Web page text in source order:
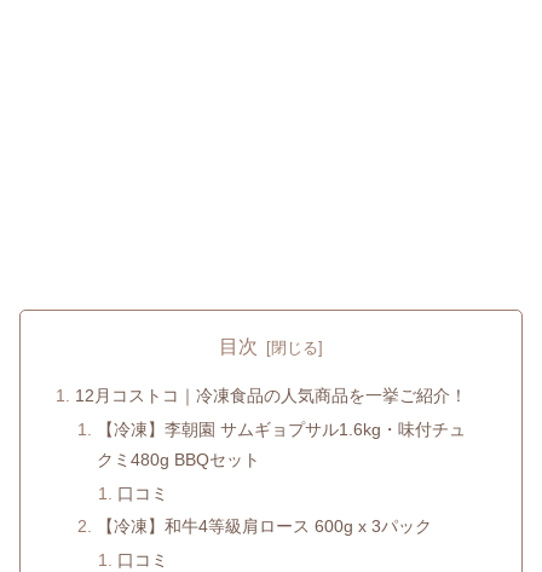
目次
12月コストコ｜冷凍食品の人気商品を一挙ご紹介！
【冷凍】李朝園 サムギョプサル1.6kg・味付チュ
クミ480g BBQセット
口コミ
【冷凍】和牛4等級肩ロース 600g x 3パック
口コミ